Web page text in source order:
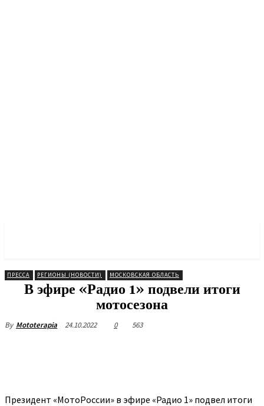
ПРЕССА РЕГИОНЫ (НОВОСТИ) МОСКОВСКАЯ ОБЛАСТЬ
В эфире «Радио 1» подвели итоги
мотосезона
By Mototerapia 24.10.2022 0 563
Президент «МотоРоссии» в эфире «Радио 1» подвел итоги